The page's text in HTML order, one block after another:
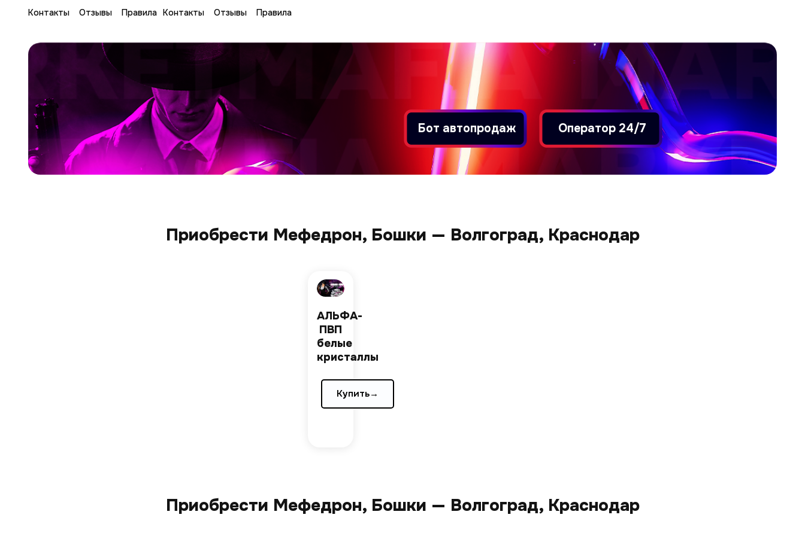
Контакты Отзывы Правила Контакты Отзывы Правила
Бот автопродаж Оператор 24/7
Приобрести Мефедрон, Бошки — Волгоград, Краснодар
АЛЬФА-
ПВП
белые
кристаллы
Купить→
Приобрести Мефедрон, Бошки — Волгоград, Краснодар